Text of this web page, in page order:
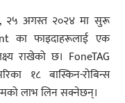
२५ अगस्त २०२४ मा सुरू
का फाइदाहरूलाई एक
राखेको छ। FoneTAG
१८ बास्किन-रोबिन्स
लाभ लिन सक्नेछन्।